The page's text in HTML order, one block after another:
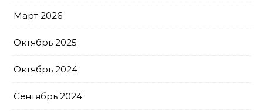
Март 2026
Октябрь 2025
Октябрь 2024
Сентябрь 2024